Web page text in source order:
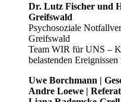
Dr. Lutz Fischer und
Greifswald
Psychosoziale
Greifswald
Team WIR für UNS –
belastenden
Uwe Borchmann |
Andre Loewe |